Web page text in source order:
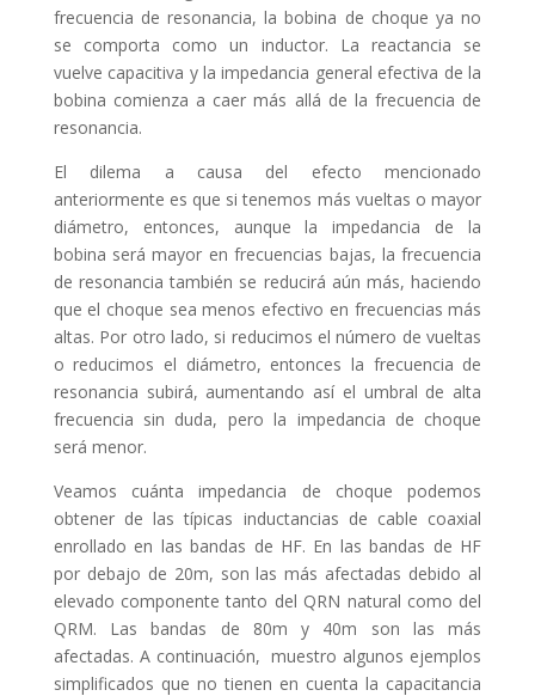
frecuencia de resonancia, la bobina de choque ya no
se comporta como un inductor. La reactancia se
vuelve capacitiva y la impedancia general efectiva de la
bobina comienza a caer más allá de la frecuencia de
resonancia.
El dilema a causa del efecto mencionado
anteriormente es que si tenemos más vueltas o mayor
diámetro, entonces, aunque la impedancia de la
bobina será mayor en frecuencias bajas, la frecuencia
de resonancia también se reducirá aún más, haciendo
que el choque sea menos efectivo en frecuencias más
altas. Por otro lado, si reducimos el número de vueltas
o reducimos el diámetro, entonces la frecuencia de
resonancia subirá, aumentando así el umbral de alta
frecuencia sin duda, pero la impedancia de choque
será menor.
Veamos cuánta impedancia de choque podemos
obtener de las típicas inductancias de cable coaxial
enrollado en las bandas de HF. En las bandas de HF
por debajo de 20m, son las más afectadas debido al
elevado componente tanto del QRN natural como del
QRM. Las bandas de 80m y 40m son las más
afectadas. A continuación, muestro algunos ejemplos
simplificados que no tienen en cuenta la capacitancia